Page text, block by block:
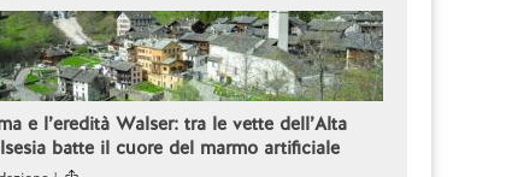
e l’eredità Walser: tra le vette dell’Alta
batte il cuore del marmo artificiale